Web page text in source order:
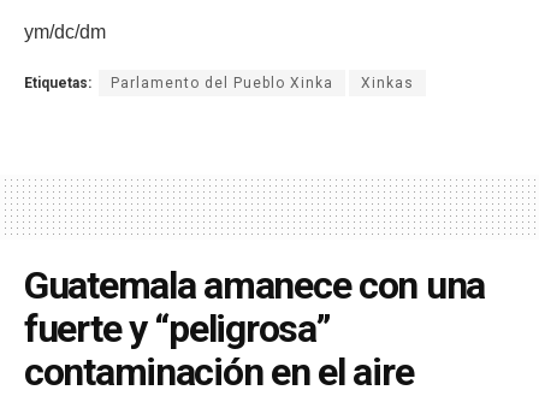
ym/dc/dm
Etiquetas: Parlamento del Pueblo Xinka Xinkas
Guatemala amanece con una
fuerte y “peligrosa”
contaminación en el aire